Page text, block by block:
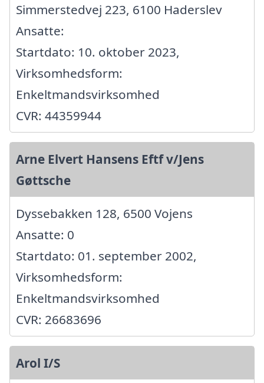
Simmerstedvej 223, 6100 Haderslev
Ansatte:
Startdato: 10. oktober 2023,
Virksomhedsform:
Enkeltmandsvirksomhed
CVR: 44359944
Arne Elvert Hansens Eftf v/Jens
Gøttsche
Dyssebakken 128, 6500 Vojens
Ansatte: 0
Startdato: 01. september 2002,
Virksomhedsform:
Enkeltmandsvirksomhed
CVR: 26683696
Arol I/S